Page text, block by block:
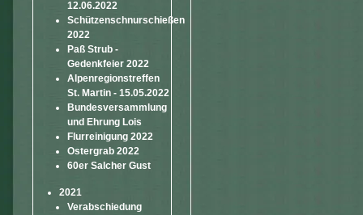
12.06.2022
Schützenschnurschießen
2022
Paß Strub -
Gedenkfeier 2022
Alpenregionstreffen
St. Martin - 15.05.2022
Bundesversammlung
und Ehrung Lois
Flurreinigung 2022
Ostergrab 2022
60er Salcher Gust
2021
Verabschiedung